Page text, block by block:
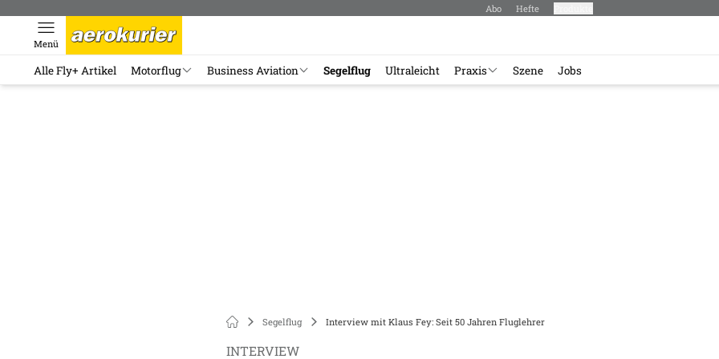
Abo Hefte
Menü
Alle Fly+ Artikel Motorflug Business Aviation Segelflug Ultraleicht Praxis Szene Jobs
Segelflug Interview mit Klaus Fey: Seit 50 Jahren Fluglehrer
INTERVIEW